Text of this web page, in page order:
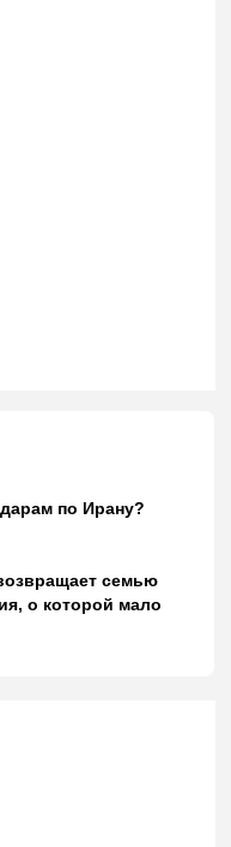
по Ирану?
семью
о которой мало